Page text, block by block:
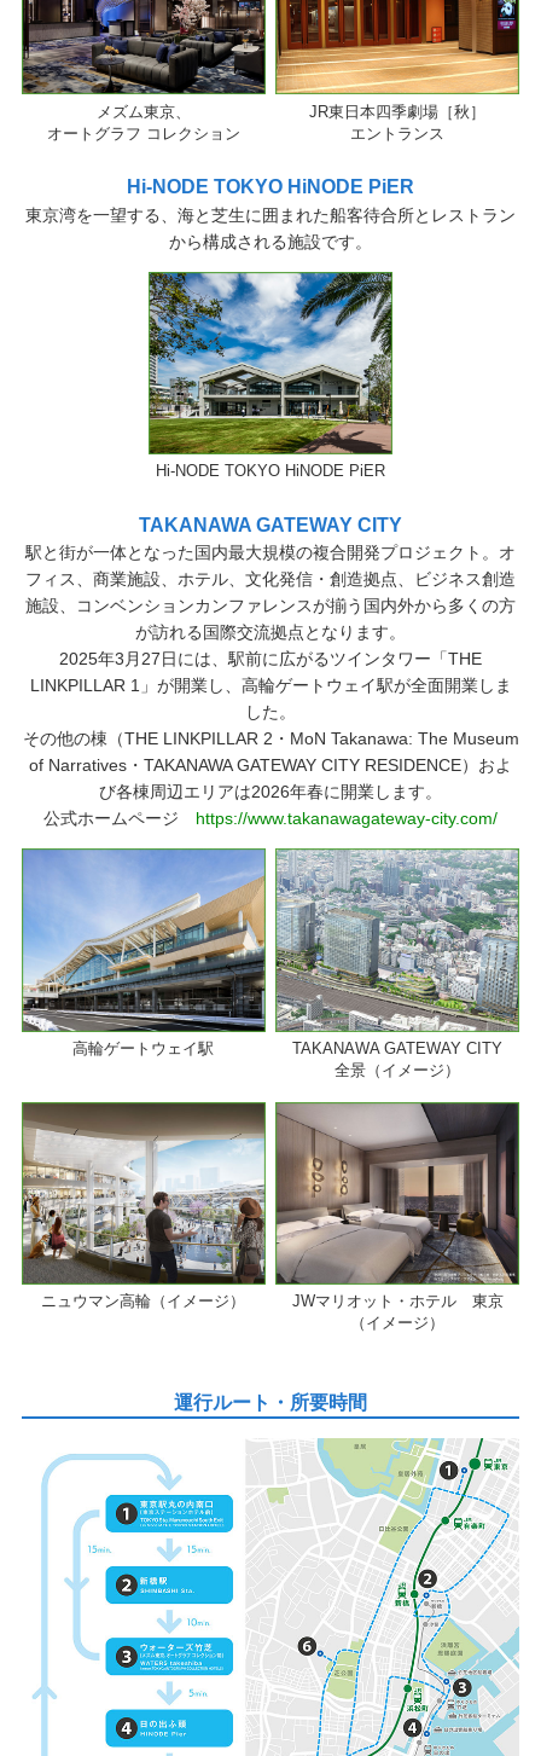
メズム東京、
オートグラフ コレクション
JR東日本四季劇場［秋］
エントランス
Hi-NODE TOKYO HiNODE PiER
東京湾を一望する、海と芝生に囲まれた船客待合所とレストラン
から構成される施設です。
Hi-NODE TOKYO HiNODE PiER
TAKANAWA GATEWAY CITY
駅と街が一体となった国内最大規模の複合開発プロジェクト。オ
フィス、商業施設、ホテル、文化発信・創造拠点、ビジネス創造
施設、コンベンションカンファレンスが揃う国内外から多くの方
が訪れる国際交流拠点となります。
2025年3月27日には、駅前に広がるツインタワー「THE
LINKPILLAR 1」が開業し、高輪ゲートウェイ駅が全面開業しま
した。
その他の棟（THE LINKPILLAR 2・MoN Takanawa: The Museum
of Narratives・TAKANAWA GATEWAY CITY RESIDENCE）およ
び各棟周辺エリアは2026年春に開業します。
公式ホームページ https://www.takanawagateway-city.com/
高輪ゲートウェイ駅
TAKANAWA GATEWAY CITY
全景（イメージ）
ニュウマン高輪（イメージ）
JWマリオット・ホテル 東京
（イメージ）
運行ルート・所要時間